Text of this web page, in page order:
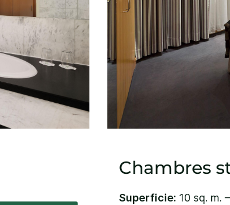
Chambres
Superficie: 10 sq. m.